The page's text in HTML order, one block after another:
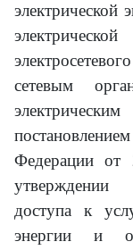
электрической
сетевым
Федерации
утверждении
доступа к
энергии и